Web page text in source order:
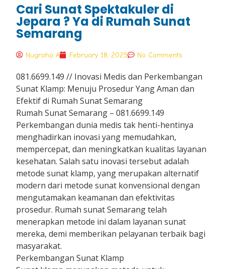
Cari Sunat Spektakuler di
Jepara ? Ya di Rumah Sunat
Semarang
Nugroho A February 18, 2025 No Comments
081.6699.149 // Inovasi Medis dan Perkembangan
Sunat Klamp: Menuju Prosedur Yang Aman dan
Efektif di Rumah Sunat Semarang
Rumah Sunat Semarang – 081.6699.149
Perkembangan dunia medis tak henti-hentinya
menghadirkan inovasi yang memudahkan,
mempercepat, dan meningkatkan kualitas layanan
kesehatan. Salah satu inovasi tersebut adalah
metode sunat klamp, yang merupakan alternatif
modern dari metode sunat konvensional dengan
mengutamakan keamanan dan efektivitas
prosedur. Rumah sunat Semarang telah
menerapkan metode ini dalam layanan sunat
mereka, demi memberikan pelayanan terbaik bagi
masyarakat.
Perkembangan Sunat Klamp